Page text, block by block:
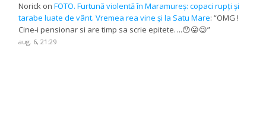
Norick onFOTO. Furtună violentă în Maramureș: copaci rupți și
tarabe luate de vânt. Vremea rea vine și la Satu Mare: “OMG !
Cine-i pensionar si are timp sa scrie epitete….😯😛😉”
aug. 6, 21:29